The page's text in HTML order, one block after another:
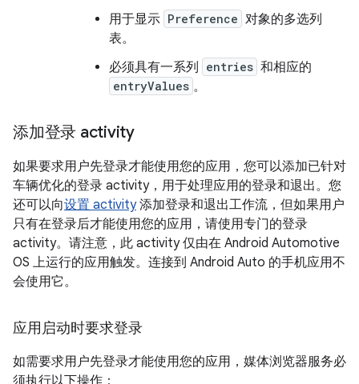
用于显示 Preference 对象的多选列
表。
必须具有一系列
entries 和相应的
entryValues 。
添加登录 activity
如果要求用户先登录才能使用您的应用，您可以添加已针对
车辆优化的登录 activity，用于处理应用的登录和退出。您
还可以向设置 activity添加登录和退出工作流，但如果用户
只有在登录后才能使用您的应用，请使用专门的登录
activity。请注意，此 activity 仅由在 Android Automotive
OS 上运行的应用触发。连接到 Android Auto 的手机应用不
会使用它。
应用启动时要求登录
如需要求用户先登录才能使用您的应用，媒体浏览器服务必